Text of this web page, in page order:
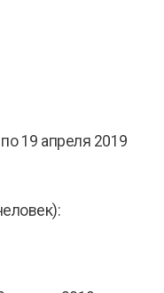
19 апреля 2019